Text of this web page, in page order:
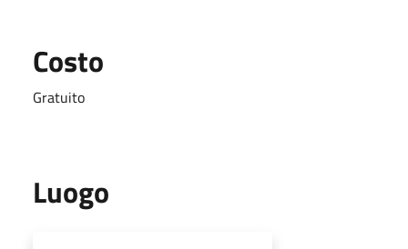
Costo
Gratuito
Luogo